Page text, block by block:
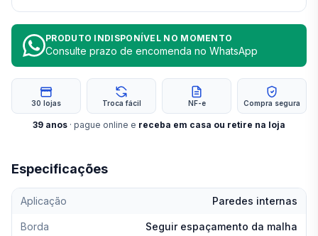
Especificações
Aplicação Paredes internas
Borda Seguir espaçamento da malha
PRODUTO INDISPONÍVEL NO MOMENTO
Consulte prazo de encomenda no WhatsApp
30 lojas Troca fácil NF-e Compra segura
39 anos · pague online e receba em casa ou retire na loja